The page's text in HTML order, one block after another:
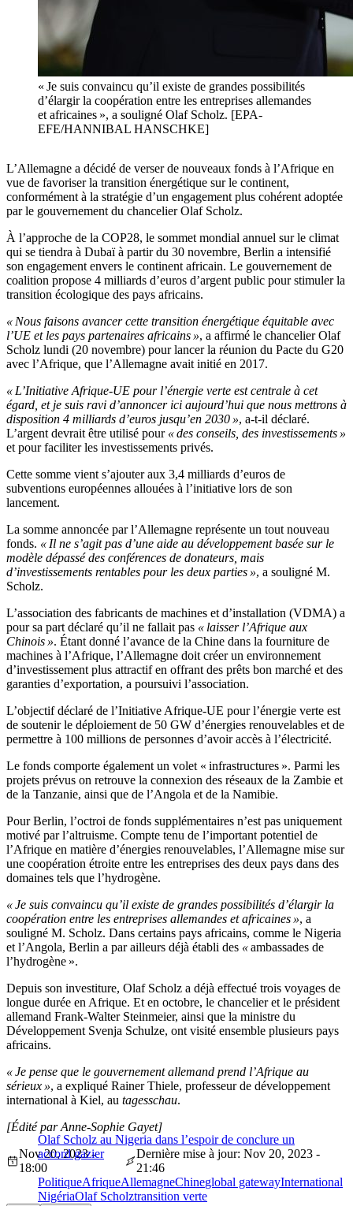
« Je suis convaincu qu’il existe de grandes possibilités
d’élargir la coopération entre les entreprises allemandes
et africaines », a souligné Olaf Scholz. [EPA-
EFE/HANNIBAL HANSCHKE]
L’Allemagne a décidé de verser de nouveaux fonds à l’Afrique en
vue de favoriser la transition énergétique sur le continent,
conformément à la stratégie d’un engagement plus cohérent adoptée
par le gouvernement du chancelier Olaf Scholz.
À l’approche de la COP28, le sommet mondial annuel sur le climat
qui se tiendra à Dubaï à partir du 30 novembre, Berlin a intensifié
son engagement envers le continent africain. Le gouvernement de
coalition propose 4 milliards d’euros d’argent public pour stimuler la
transition écologique des pays africains.
« Nous faisons avancer cette transition énergétique équitable avec
l’UE et les pays partenaires africains », a affirmé le chancelier Olaf
Scholz lundi (20 novembre) pour lancer la réunion du Pacte du G20
avec l’Afrique, que l’Allemagne avait initié en 2017.
« L’Initiative Afrique-UE pour l’énergie verte est centrale à cet
égard, et je suis ravi d’annoncer ici aujourd’hui que nous mettrons à
disposition 4 milliards d’euros jusqu’en 2030 », a-t-il déclaré.
L’argent devrait être utilisé pour « des conseils, des investissements »
et pour faciliter les investissements privés.
Cette somme vient s’ajouter aux 3,4 milliards d’euros de
subventions européennes allouées à l’initiative lors de son
lancement.
La somme annoncée par l’Allemagne représente un tout nouveau
fonds. « Il ne s’agit pas d’une aide au développement basée sur le
modèle dépassé des conférences de donateurs, mais
d’investissements rentables pour les deux parties », a souligné M.
Scholz.
L’association des fabricants de machines et d’installation (VDMA) a
pour sa part déclaré qu’il ne fallait pas « laisser l’Afrique aux
Chinois ». Étant donné l’avance de la Chine dans la fourniture de
machines à l’Afrique, l’Allemagne doit créer un environnement
d’investissement plus attractif en offrant des prêts bon marché et des
garanties d’exportation, a poursuivi l’association.
L’objectif déclaré de l’Initiative Afrique-UE pour l’énergie verte est
de soutenir le déploiement de 50 GW d’énergies renouvelables et de
permettre à 100 millions de personnes d’avoir accès à l’électricité.
Le fonds comporte également un volet « infrastructures ». Parmi les
projets prévus on retrouve la connexion des réseaux de la Zambie et
de la Tanzanie, ainsi que de l’Angola et de la Namibie.
Pour Berlin, l’octroi de fonds supplémentaires n’est pas uniquement
motivé par l’altruisme. Compte tenu de l’important potentiel de
l’Afrique en matière d’énergies renouvelables, l’Allemagne mise sur
une coopération étroite entre les entreprises des deux pays dans des
domaines tels que l’hydrogène.
« Je suis convaincu qu’il existe de grandes possibilités d’élargir la
coopération entre les entreprises allemandes et africaines », a
souligné M. Scholz. Dans certains pays africains, comme le Nigeria
et l’Angola, Berlin a par ailleurs déjà établi des «ambassades de
l’hydrogène ».
Depuis son investiture, Olaf Scholz a déjà effectué trois voyages de
longue durée en Afrique. Et en octobre, le chancelier et le président
allemand Frank-Walter Steinmeier, ainsi que la ministre du
Développement Svenja Schulze, ont visité ensemble plusieurs pays
africains.
« Je pense que le gouvernement allemand prend l’Afrique au
sérieux », a expliqué Rainer Thiele, professeur de développement
international à Kiel, au tagesschau.
Olaf Scholz au Nigeria dans l’espoir de conclure un
accord gazier
[Édité par Anne-Sophie Gayet]
Nov 20, 2023 -
18:00
Dernière mise à jour: Nov 20, 2023 -
21:46
PolitiqueAfriqueAllemagneChineglobal gatewayInternational
NigériaOlaf Scholztransition verte